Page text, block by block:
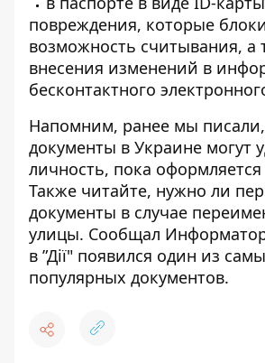
повреждения, которые
возможность считывания, а
внесения изменений в
бесконтактного
Напомним, ранее мы
документы в Украине могут
личность, пока оформляется
Также читайте, нужно ли
документы в случае
улицы. Сообщал
в ”Дії" появился один из
популярных документов.